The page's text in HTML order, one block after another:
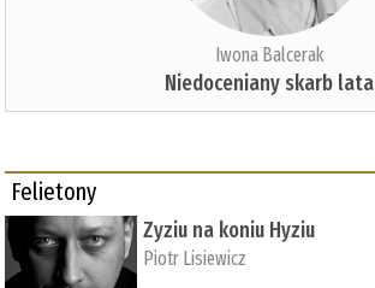
Iwona Balcerak
Niedoceniany skarb lata
Felietony
Zyziu na koniu Hyziu
Piotr Lisiewicz